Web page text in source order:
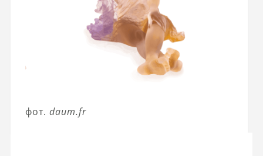
фот. daum.fr